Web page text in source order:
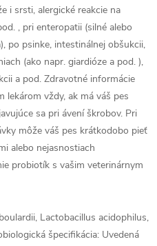
i srsti, alergické reakcie na
, pri enteropatii (silné alebo
po psinke, intestinálnej obšukcii,
(ako napr. giardióze a pod. ),
a pod. Zdravotné informácie
lekárom vždy, ak má váš pes
sa pri ávení škrobov. Pri
môže váš pes krátkodobo pieť
alebo nejasnostiach
probiotík s vašim veterinárnym
Lactobacillus acidophilus,
špecifikácia: Uvedená